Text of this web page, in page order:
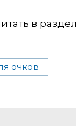
в
очков